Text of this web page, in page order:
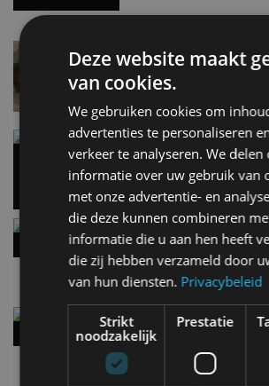
Lamborghini Revuelto eert
speciale editie
6 aug
Carbon fibre op je
en precies daarom
5 aug
Hennessey Blackbird krijgt
handbak: soms is
5 aug
Audi A2 e-Tron mikt op
per 100 kilometer
Deze website maakt
van cookies.
We gebruiken cookies om
advertenties te personaliseren
verkeer te analyseren. We delen
informatie over uw gebruik van
met onze advertentie- en
die deze kunnen combineren
informatie die u aan hen heeft
die zij hebben verzameld door
van hun diensten. Privacybeleid
Strikt
noodzakelijk
Prestatie